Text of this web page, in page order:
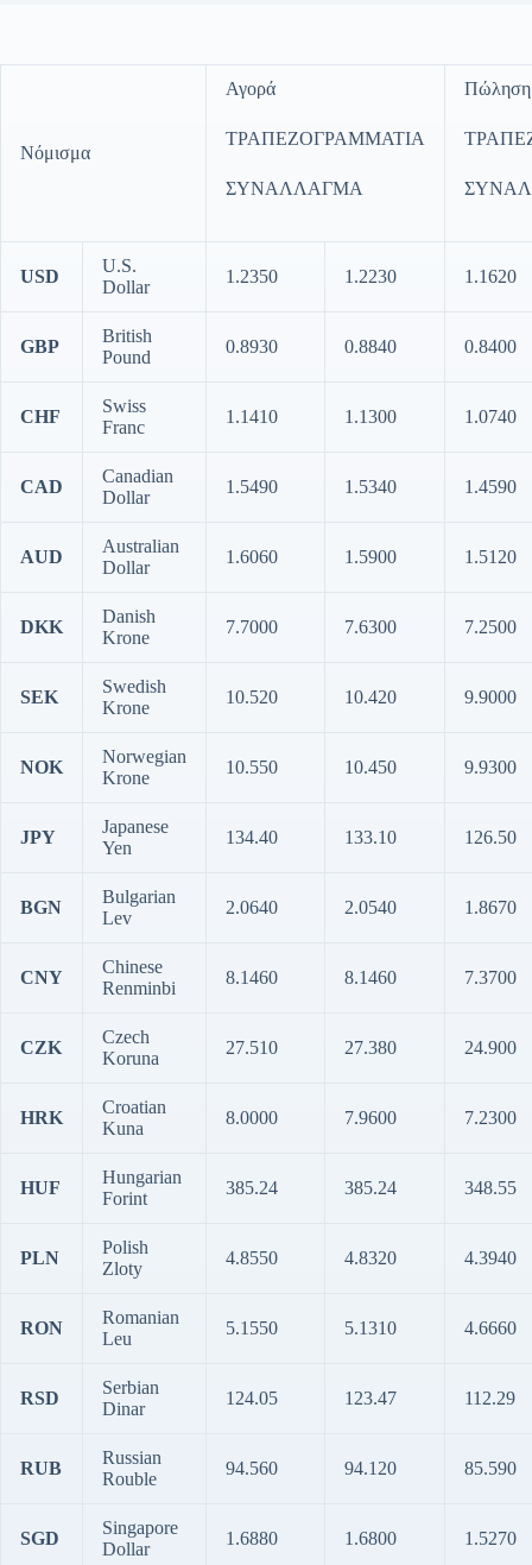
Νόμισμα
Αγορά
ΤΡΑΠΕΖΟΓΡΑΜΜΑΤΙΑ
ΣΥΝΑΛΛΑΓΜΑ
Πώληση
USD
U.S.
Dollar
1.2350 1.2230 1.1620
GBP
British
Pound
0.8930 0.8840 0.8400
CHF
Swiss
Franc
1.1410 1.1300 1.0740
CAD
Canadian
Dollar
1.5490 1.5340 1.4590
AUD
Australian
Dollar
1.6060 1.5900 1.5120
DKK
Danish
Krone
7.7000 7.6300 7.2500
SEK
Swedish
Krone
10.520 10.420 9.9000
NOK
Norwegian
Krone
10.550 10.450 9.9300
JPY
Japanese
Yen
134.40 133.10 126.50
BGN
Bulgarian
Lev
2.0640 2.0540 1.8670
CNY
Chinese
Renminbi
8.1460 8.1460 7.3700
CZK
Czech
Koruna
27.510 27.380 24.900
HRK
Croatian
Kuna
8.0000 7.9600 7.2300
HUF
Hungarian
Forint
385.24 385.24 348.55
PLN
Polish
Zloty
4.8550 4.8320 4.3940
RON
Romanian
Leu
5.1550 5.1310 4.6660
RSD
Serbian
Dinar
124.05 123.47 112.29
RUB
Russian
Rouble
94.560 94.120 85.590
SGD
Singapore
Dollar
1.6880 1.6800 1.5270